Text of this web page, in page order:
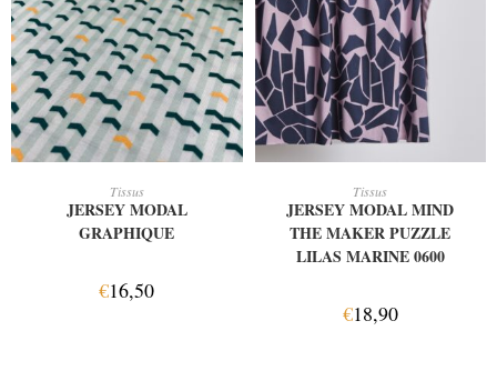
Tissus
JERSEY MODAL
GRAPHIQUE
€16,50
Tissus
JERSEY MODAL MIND
THE MAKER PUZZLE
LILAS MARINE 0600
€18,90